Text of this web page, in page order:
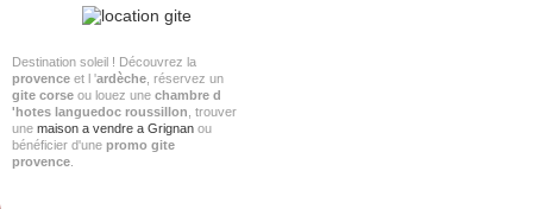
Destination soleil ! Découvrez la
provence et l 'ardèche , réservez un
gite corse ou louez une chambre d
'hotes languedoc roussillon , trouver
une maison a vendre a Grignan ou
bénéficier d'une promo gite
provence